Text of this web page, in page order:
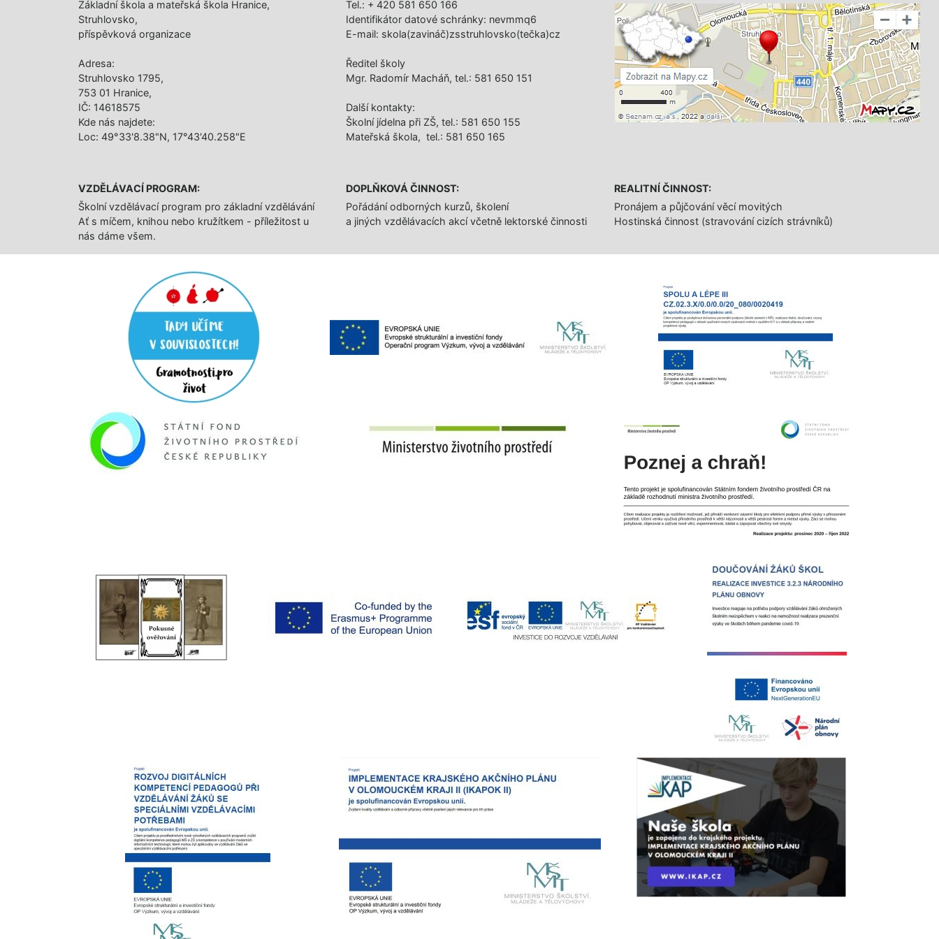
Základní škola a mateřská škola Hranice,
Struhlovsko,
příspěvková organizace
Adresa:
Struhlovsko 1795,
753 01 Hranice,
IČ: 14618575
Kde nás najdete:
Loc: 49°33'8.38"N, 17°43'40.258"E
Tel.: + 420 581 650 166
Identifikátor datové schránky: nevmmq6
E-mail: skola(zavináč)zsstruhlovsko(tečka)cz
Ředitel školy
Mgr. Radomír Macháň, tel.: 581 650 151
Další­ kontakty:
Školní jídelna při ZŠ, tel.: 581 650 155
Mateřská škola, tel.: 581 650 165
VZDĚLÁVACÍ PROGRAM:
Školní vzdělávací program pro základní vzdělávání
Ať s míčem, knihou nebo kružítkem - příležitost u
nás dáme všem.
DOPLŇKOVÁ ČINNOST:
Pořádání odborných kurzů, školení
a jiných vzdělávacích akcí včetně lektorské činnosti
REALITNÍ ČINNOST:
Pronájem a půjčování věcí movitých
Hostinská činnost (stravování cizích strávníků)